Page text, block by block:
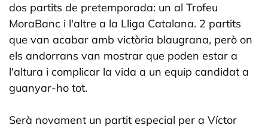
dos partits de pretemporada: un al Trofeu
MoraBanc i l'altre a la Lliga Catalana. 2 partits
que van acabar amb victòria blaugrana, però on
els andorrans van mostrar que poden estar a
l'altura i complicar la vida a un equip candidat a
guanyar-ho tot.
Serà novament un partit especial per a Víctor